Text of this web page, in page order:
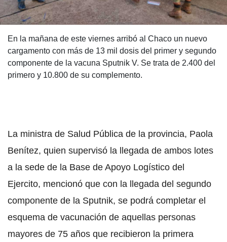
En la mañana de este viernes arribó al Chaco un nuevo
cargamento con más de 13 mil dosis del primer y segundo
componente de la vacuna Sputnik V. Se trata de 2.400 del
primero y 10.800 de su complemento.
La ministra de Salud Pública de la provincia, Paola
Benítez, quien supervisó la llegada de ambos lotes
a la sede de la Base de Apoyo Logístico del
Ejercito, mencionó que con la llegada del segundo
componente de la Sputnik, se podrá completar el
esquema de vacunación de aquellas personas
mayores de 75 años que recibieron la primera